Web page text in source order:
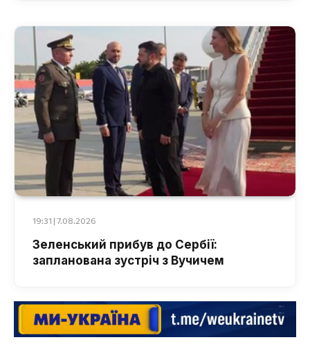
19:31 | 7.08.2026
Зеленський прибув до Сербії:
запланована зустріч з Вучичем